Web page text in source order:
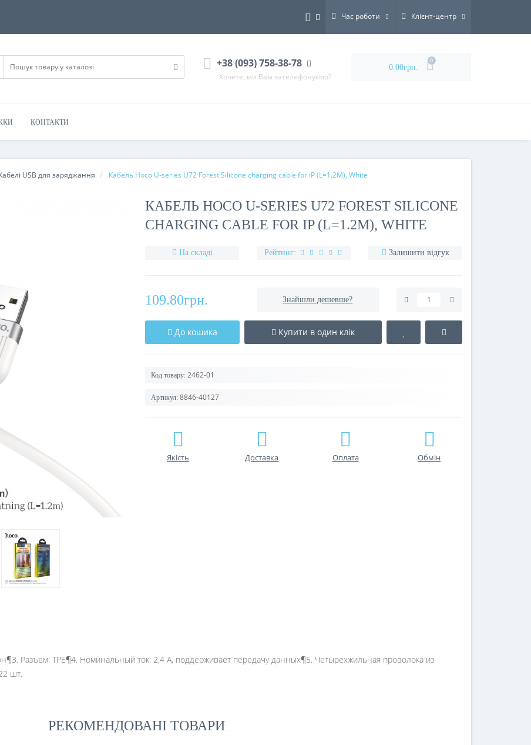
Час роботи Клієнт-центр
+38 (093) 758-38-78
Хочете, ми Вам зателефонуємо?
0.00грн.
0
КОНТАКТИ
USB для заряджання Кабель Hoco U-series U72 Forest Silicone charging cable for iP (L=1.2M), White
КАБЕЛЬ HOCO U-SERIES U72 FOREST SILICONE
CHARGING CABLE FOR IP (L=1.2M), WHITE
На складі Рейтинг: Залишити відгук
109.80грн. Знайшли дешевше?
До кошика Купити в один клік
Код товару: 2462-01
Артикул: 8846-40127
Якість Доставка Оплата Обмін
Разъем: TPE¶4. Номинальный ток: 2,4 А, поддерживает передачу данных¶5. Четырехжильная проволока из
шт.
РЕКОМЕНДОВАНІ ТОВАРИ